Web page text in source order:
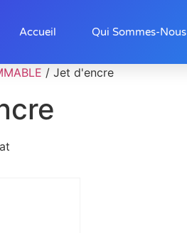
Accueil Qui Sommes-Nous
/ Jet d'encre